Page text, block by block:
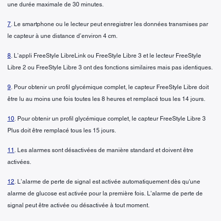
une durée maximale de 30 minutes.
7. Le smartphone ou le lecteur peut enregistrer les données transmises par
le capteur à une distance d’environ 4 cm.
8. L’appli FreeStyle LibreLink ou FreeStyle Libre 3 et le lecteur FreeStyle
Libre 2 ou FreeStyle Libre 3 ont des fonctions similaires mais pas identiques.
9. Pour obtenir un profil glycémique complet, le capteur FreeStyle Libre doit
être lu au moins une fois toutes les 8 heures et remplacé tous les 14 jours.
10. Pour obtenir un profil glycémique complet, le capteur FreeStyle Libre 3
Plus doit être remplacé tous les 15 jours.
11 . Les alarmes sont désactivées de manière standard et doivent être
activées.
12. L’alarme de perte de signal est activée automatiquement dès qu'une
alarme de glucose est activée pour la première fois. L’alarme de perte de
signal peut être activée ou désactivée à tout moment.